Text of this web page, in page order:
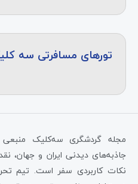
تورهای مسافرتی سه
مجله گردشگری سه‌کلیک منبعی
جاذبه‌های دیدنی ایران و جهان،
نکات کاربردی سفر است. تیم